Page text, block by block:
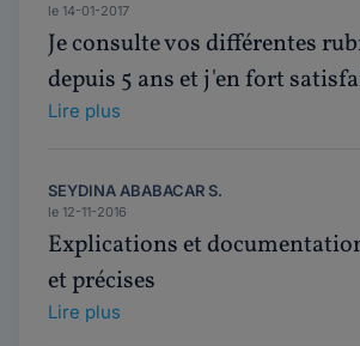
le 14-01-2017
Je consulte vos différentes
depuis 5 ans et j'en fort
Lire plus
SEYDINA ABABACAR S.
le 12-11-2016
Explications et
et précises
Lire plus